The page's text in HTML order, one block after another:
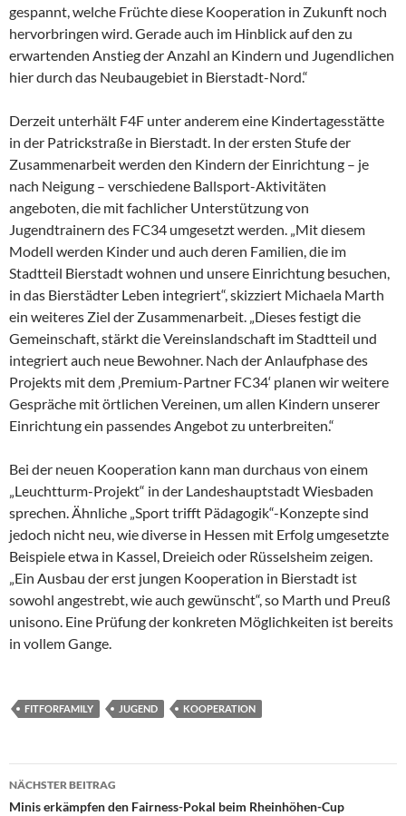
gespannt, welche Früchte diese Kooperation in Zukunft noch
hervorbringen wird. Gerade auch im Hinblick auf den zu
erwartenden Anstieg der Anzahl an Kindern und Jugendlichen
hier durch das Neubaugebiet in Bierstadt-Nord.“
Derzeit unterhält F4F unter anderem eine Kindertagesstätte
in der Patrickstraße in Bierstadt. In der ersten Stufe der
Zusammenarbeit werden den Kindern der Einrichtung – je
nach Neigung – verschiedene Ballsport-Aktivitäten
angeboten, die mit fachlicher Unterstützung von
Jugendtrainern des FC34 umgesetzt werden. „Mit diesem
Modell werden Kinder und auch deren Familien, die im
Stadtteil Bierstadt wohnen und unsere Einrichtung besuchen,
in das Bierstädter Leben integriert“, skizziert Michaela Marth
ein weiteres Ziel der Zusammenarbeit. „Dieses festigt die
Gemeinschaft, stärkt die Vereinslandschaft im Stadtteil und
integriert auch neue Bewohner. Nach der Anlaufphase des
Projekts mit dem ‚Premium-Partner FC34‘ planen wir weitere
Gespräche mit örtlichen Vereinen, um allen Kindern unserer
Einrichtung ein passendes Angebot zu unterbreiten.“
Bei der neuen Kooperation kann man durchaus von einem
„Leuchtturm-Projekt“ in der Landeshauptstadt Wiesbaden
sprechen. Ähnliche „Sport trifft Pädagogik“-Konzepte sind
jedoch nicht neu, wie diverse in Hessen mit Erfolg umgesetzte
Beispiele etwa in Kassel, Dreieich oder Rüsselsheim zeigen.
„Ein Ausbau der erst jungen Kooperation in Bierstadt ist
sowohl angestrebt, wie auch gewünscht“, so Marth und Preuß
unisono. Eine Prüfung der konkreten Möglichkeiten ist bereits
in vollem Gange.
FITFORFAMILY JUGEND KOOPERATION
Beitragsnavigation
NÄCHSTER BEITRAG
Minis erkämpfen den Fairness-Pokal beim Rheinhöhen-Cup